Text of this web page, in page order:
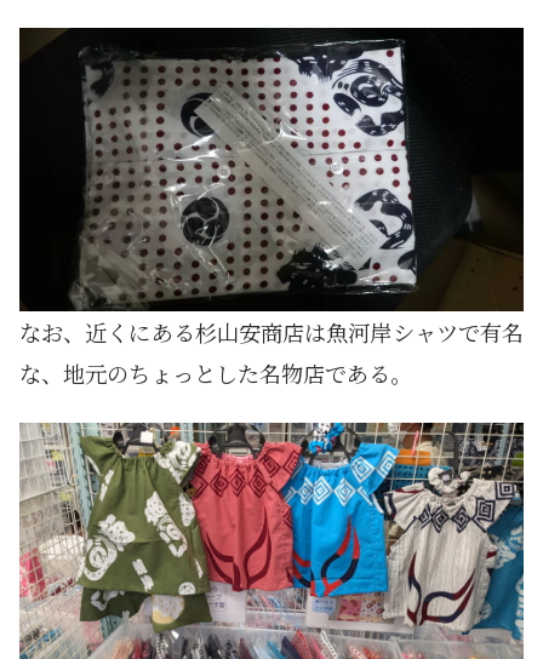
なお、近くにある杉山安商店は魚河岸シャツで有名
な、地元のちょっとした名物店である。